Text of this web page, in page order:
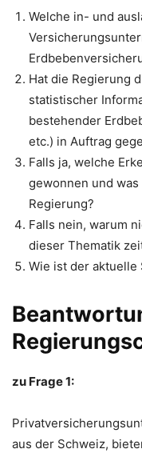
Welche in- und
Hat die Regierung
statistischer
bestehender
etc.) in Auftrag
Falls ja, welche
gewonnen und
Regierung?
Falls nein, warum
dieser Thematik
Wie ist der aktuelle
zu Frage 1:
aus der Schweiz,